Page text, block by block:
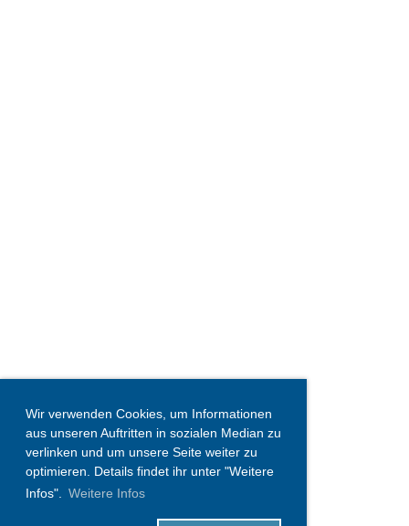
Wir verwenden Cookies, um Informationen
aus unseren Auftritten in sozialen Median zu
verlinken und um unsere Seite weiter zu
optimieren. Details findet ihr unter "Weitere
Infos". Weitere Infos